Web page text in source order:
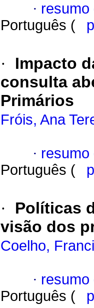
· resumo
Português (
·
Impacto
consulta
Primários
Fróis, Ana
· resumo
Português (
·
Políticas
visão dos
Coelho,
· resumo
Português (